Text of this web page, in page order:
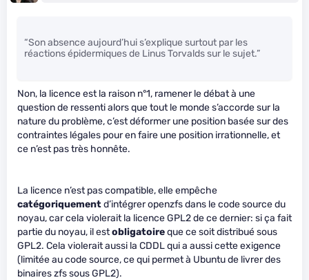
“Son absence aujourd’hui s’explique surtout par les
réactions épidermiques de Linus Torvalds sur le sujet.”
Non, la licence est la raison n°1, ramener le débat à une
question de ressenti alors que tout le monde s’accorde sur la
nature du problème, c’est déformer une position basée sur des
contraintes légales pour en faire une position irrationnelle, et
ce n’est pas très honnête.
La licence n’est pas compatible, elle empêche
catégoriquementd’intégrer openzfs dans le code source du
noyau, car cela violerait la licence GPL2 de ce dernier: si ça fait
partie du noyau, il estobligatoireque ce soit distribué sous
GPL2. Cela violerait aussi la CDDL qui a aussi cette exigence
(limitée au code source, ce qui permet à Ubuntu de livrer des
binaires zfs sous GPL2).